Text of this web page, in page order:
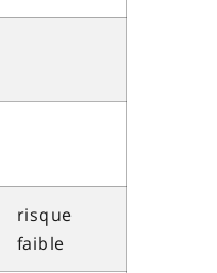
risque
faible